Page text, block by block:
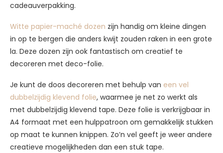
cadeauverpakking.
Witte papier-maché dozen zijn handig om kleine dingen
in op te bergen die anders kwijt zouden raken in een grote
la. Deze dozen zijn ook fantastisch om creatief te
decoreren met deco-folie.
Je kunt de doos decoreren met behulp van een vel
dubbelzijdig klevend folie, waarmee je net zo werkt als
met dubbelzijdig klevend tape. Deze folie is verkrijgbaar in
A4 formaat met een hulppatroon om gemakkelijk stukken
op maat te kunnen knippen. Zo’n vel geeft je weer andere
creatieve mogelijkheden dan een stuk tape.